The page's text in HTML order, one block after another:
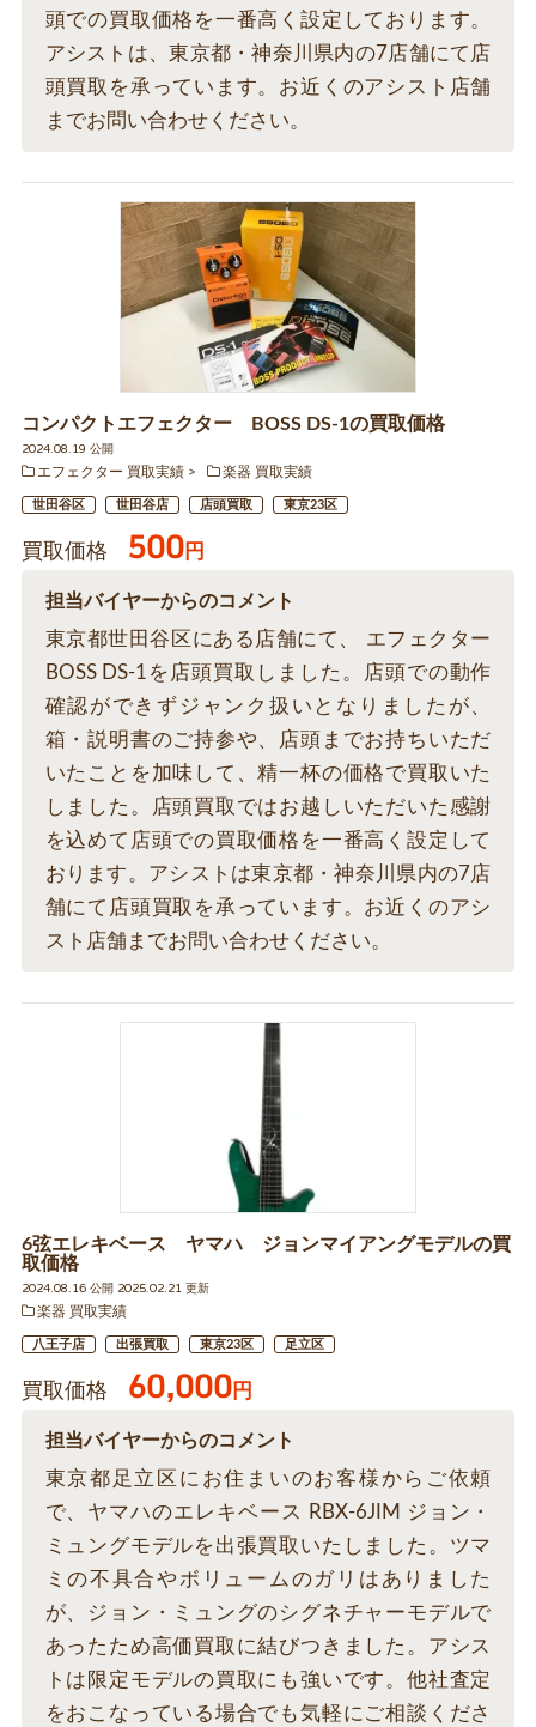
頭での買取価格を一番高く設定しております。
アシストは、東京都・神奈川県内の7店舗にて店
頭買取を承っています。お近くのアシスト店舗
までお問い合わせください。
コンパクトエフェクター BOSS DS-1の買取価格
2024.08.19 公開
エフェクター 買取実績
楽器 買取実績
世田谷区 世田谷店 店頭買取 東京23区
買取価格 500円
担当バイヤーからのコメント
東京都世田谷区にある店舗にて、 エフェクター
BOSS DS-1を店頭買取しました。店頭での動作
確認ができずジャンク扱いとなりましたが、
箱・説明書のご持参や、店頭までお持ちいただ
いたことを加味して、精一杯の価格で買取いた
しました。店頭買取ではお越しいただいた感謝
を込めて店頭での買取価格を一番高く設定して
おります。アシストは東京都・神奈川県内の7店
舗にて店頭買取を承っています。お近くのアシ
スト店舗までお問い合わせください。
6弦エレキベース ヤマハ ジョンマイアングモデルの買
取価格
2024.08.16 公開 2025.02.21 更新
楽器 買取実績
八王子店 出張買取 東京23区 足立区
買取価格 60,000円
担当バイヤーからのコメント
東京都足立区にお住まいのお客様からご依頼
で、ヤマハのエレキベース RBX-6JIM ジョン・
ミュングモデルを出張買取いたしました。ツマ
ミの不具合やボリュームのガリはありました
が、ジョン・ミュングのシグネチャーモデルで
あったため高価買取に結びつきました。アシス
トは限定モデルの買取にも強いです。他社査定
をおこなっている場合でも気軽にご相談くださ